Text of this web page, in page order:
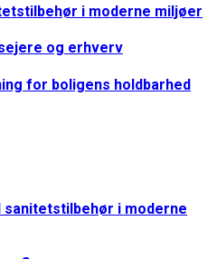
i moderne miljøer
og erhverv
for boligens holdbarhed
sanitetstilbehør i moderne